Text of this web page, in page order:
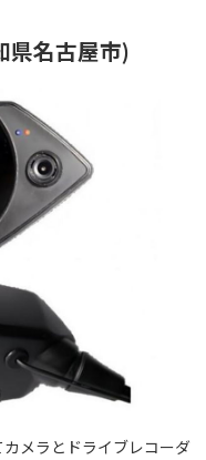
県名古屋市)
メラとドライブレコーダ